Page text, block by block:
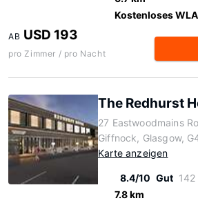
Kostenloses
AB USD 193
pro Zimmer / pro Nacht
The Redhurst
27 Eastwoodmains
Giffnock, Glasgow,
Karte anzeigen
8.4/10 Gut
7.8 km